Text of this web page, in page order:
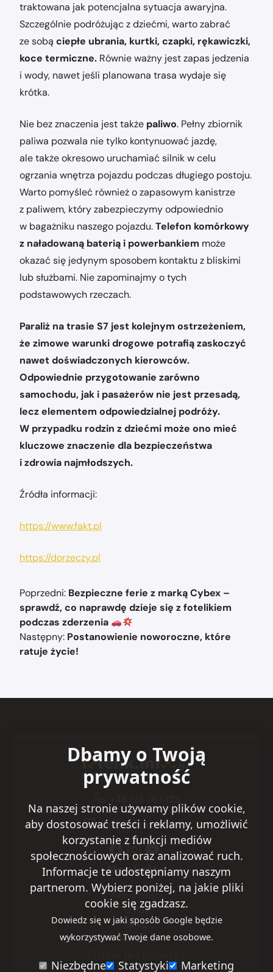
traktowana jak potencjalna sytuacja awaryjna.
Szczególnie podróżując z dziećmi, warto zabrać
ze sobą ciepłe ubrania, kurtki, czapki, rękawiczki,
koce termiczne. Równie ważny jest zapas jedzenia
i wody, nawet jeśli planowana trasa wydaje się
krótka.
Nie bez znaczenia jest także paliwo. Pełny zbiornik
paliwa pozwala nie tylko kontynuować jazdę,
ale także okresowo uruchamiać silnik w celu
ogrzania wnętrza pojazdu podczas długiego postoju.
Warto pomyśleć również o zapasowym kanistrze
z paliwem, który zabezpieczymy odpowiednio
w bagażniku naszego pojazdu.Telefon komórkowy
z naładowaną baterią i powerbankiem może
okazać się jedynym sposobem kontaktu z bliskimi
lub służbami. Nie zapominajmy o tych
podstawowych rzeczach.
Paraliż na trasie S7 jest kolejnym ostrzeżeniem,
że zimowe warunki drogowe potrafią zaskoczyć
nawet doświadczonych kierowców.
Odpowiednie przygotowanie zarówno
samochodu, jak i pasażerów nie jest przesadą,
lecz elementem odpowiedzialnej podróży.
W przypadku rodzin z dziećmi może ono mieć
kluczowe znaczenie dla bezpieczeństwa
i zdrowia najmłodszych.
Źródła informacji:
https://www.fakt.pl
https://dorzeczy.pl
Nawigacja
wpisu
Poprzedni: Bezpieczne ferie z marką Cybex –
sprawdź, co naprawdę dzieje się z fotelikiem
podczas zderzenia
Następny: Postanowienie noworoczne, które
ratuje życie!
sklep@fotelik.info.pl
Na skróty
Aktualności
O nas
Sklep
Kontakt
Dbamy o Twoją
prywatność
Na naszej stronie używamy plików cookie,
aby dostosować treści i reklamy, umożliwić
korzystanie z funkcji mediów
społecznościowych oraz analizować ruch.
Informacje te udostępniamy naszym
partnerom. Wybierz poniżej, na jakie pliki
cookie się zgadzasz.
Dowiedz się w jaki sposób Google będzie
wykorzystywać Twoje dane osobowe.
Niezbędne Statystyki Marketing